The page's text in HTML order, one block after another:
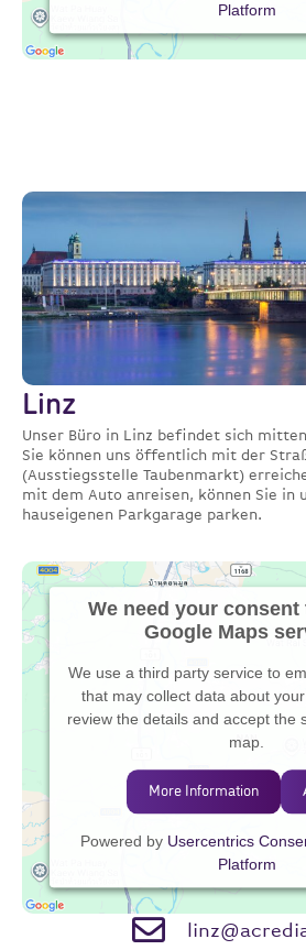
Platform
Linz
Unser Büro in Linz befindet sich
Sie können uns öffentlich mit der
(Ausstiegsstelle Taubenmarkt)
mit dem Auto anreisen, können Sie in
hauseigenen Parkgarage parken.
We need your
Google Maps
We use a third party service to
that may collect data about
review the details and accept the
map.
More Information
Powered by Usercentrics
Platform